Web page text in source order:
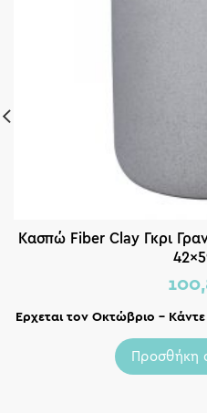
Κασπώ Fiber Clay Γκρι
Ερχεται τον Οκτώβριο –
Προσθήκη